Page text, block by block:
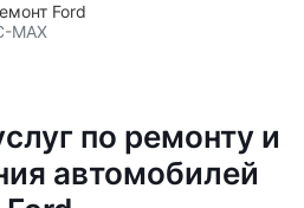
Ford
MAX
по ремонту и
автомобилей